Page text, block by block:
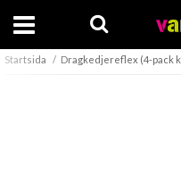
Startsida Dragkedjereflex (4-pack